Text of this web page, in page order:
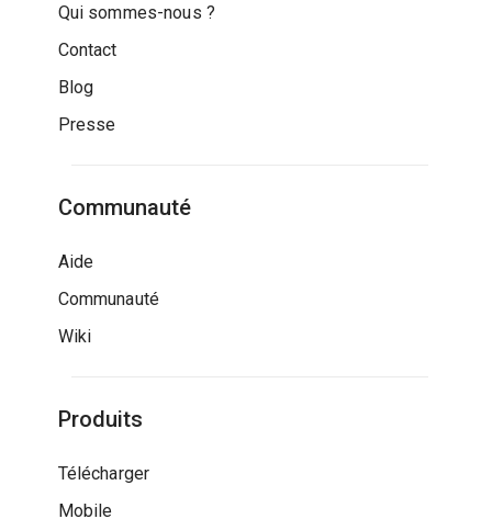
Qui sommes-nous ?
Contact
Blog
Presse
Communauté
Aide
Communauté
Wiki
Produits
Télécharger
Mobile